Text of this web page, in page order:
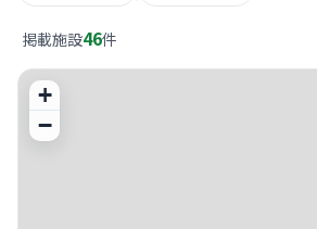
掲載施設46件
+
−